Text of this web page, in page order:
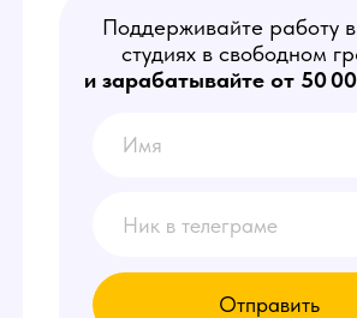
Отправить
Связаться самостоятельно